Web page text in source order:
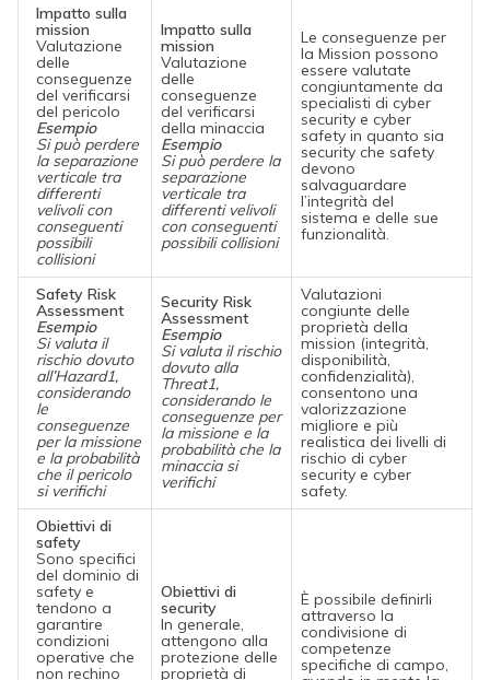
Impatto sulla
mission
Valutazione
delle
conseguenze
del verificarsi
del pericolo
Esempio
Si può perdere
la separazione
verticale tra
differenti
velivoli con
conseguenti
possibili
collisioni
Impatto sulla
mission
Valutazione
delle
conseguenze
del verificarsi
della minaccia
Esempio
Si può perdere la
separazione
verticale tra
differenti velivoli
con conseguenti
possibili collisioni
Le conseguenze per
la Mission possono
essere valutate
congiuntamente da
specialisti di cyber
security e cyber
safety in quanto sia
security che safety
devono
salvaguardare
l’integrità del
sistema e delle sue
funzionalità.
Safety Risk
Assessment
Esempio
Si valuta il
rischio dovuto
all’Hazard1,
considerando
le
conseguenze
per la missione
e la probabilità
che il pericolo
si verifichi
Security Risk
Assessment
Esempio
Si valuta il rischio
dovuto alla
Threat1,
considerando le
conseguenze per
la missione e la
probabilità che la
minaccia si
verifichi
Valutazioni
congiunte delle
proprietà della
mission (integrità,
disponibilità,
confidenzialità),
consentono una
valorizzazione
migliore e più
realistica dei livelli di
rischio di cyber
security e cyber
safety.
Obiettivi di
safety
Sono specifici
del dominio di
safety e
tendono a
garantire
condizioni
operative che
non rechino
Obiettivi di
security
In generale,
attengono alla
protezione delle
proprietà di
È possibile definirli
attraverso la
condivisione di
competenze
specifiche di campo,